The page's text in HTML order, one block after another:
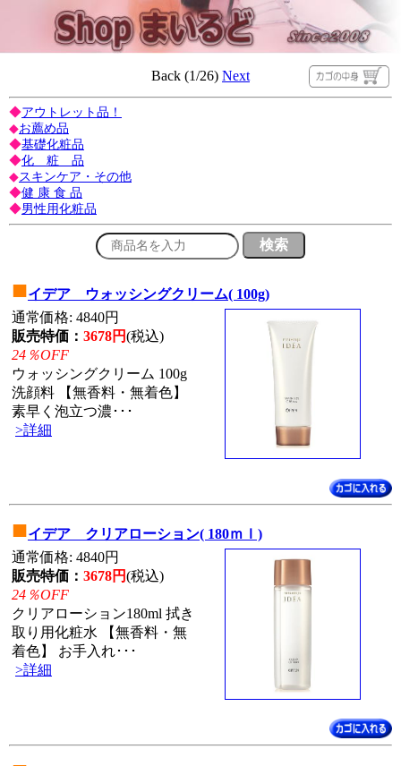
Back (1/26) Next
◆アウトレット品！
◆お薦め品
◆基礎化粧品
◆化 粧 品
◆スキンケア・その他
◆健 康 食 品
◆男性用化粧品
■イデア ウォッシングクリーム( 100g)
通常価格: 4840円
販売特価： 3678円(税込)
24％OFF
ウォッシングクリーム 100g
洗顔料 【無香料・無着色】
素早く泡立つ濃･･･
>詳細
■イデア クリアローション( 180ｍｌ)
通常価格: 4840円
販売特価： 3678円(税込)
24％OFF
クリアローション180ml 拭き
取り用化粧水 【無香料・無
着色】 お手入れ･･･
>詳細